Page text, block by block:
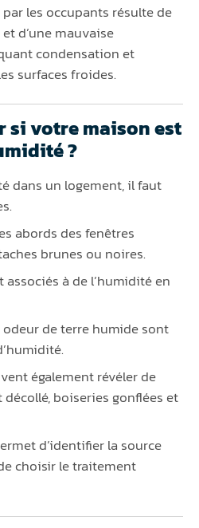
les occupants résulte de
d’une mauvaise
condensation et
surfaces froides.
si votre maison est
?
dans un logement, il faut
abords des fenêtres
brunes ou noires.
à de l’humidité en
de terre humide sont
également révéler de
boiseries gonflées et
d’identifier la source
choisir le traitement